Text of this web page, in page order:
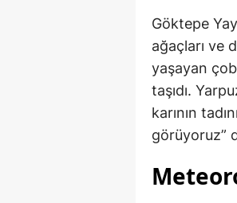
Göktepe
ağaçları ve
yaşayan
taşıdı.
karının
görüyoruz”